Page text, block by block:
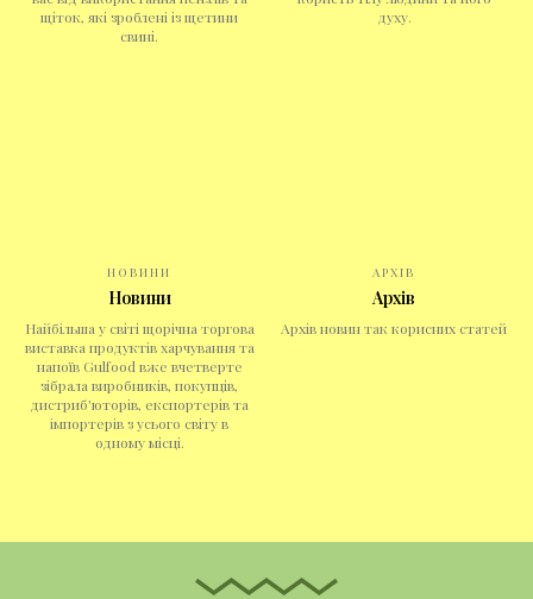
щіток, які зроблені із щетини
свині.
духу.
НОВИНИ
Новини
Найбільша у світі щорічна торгова
виставка продуктів харчування та
напоїв Gulfood вже вчетверте
зібрала виробників, покупців,
дистриб'юторів, експортерів та
імпортерів з усього світу в
одному місці.
АРХІВ
Архів
Архів новин так корисних статей